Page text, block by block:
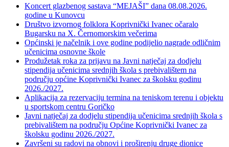
Koncert glazbenog sastava “MEJAŠI” dana 08.08.2026.
godine u Kunovcu
Društvo izvornog folklora Koprivnički Ivanec očaralo
Bugarsku na X. Černomorskim večerima
Općinski je načelnik i ove godine podijelio nagrade odličnim
učenicima osnovne škole
Produžetak roka za prijavu na Javni natječaj za dodjelu
stipendija učenicima srednjih škola s prebivalištem na
području općine Koprivnički Ivanec za školsku godinu
2026./2027.
Aplikacija za rezervaciju termina na teniskom terenu i objektu
u sportskom centru Goričko
Javni natječaj za dodjelu stipendija učenicima srednjih škola s
prebivalištem na području Općine Koprivnički Ivanec za
školsku godinu 2026./2027.
Završeni su radovi na obnovi i proširenju druge dionice